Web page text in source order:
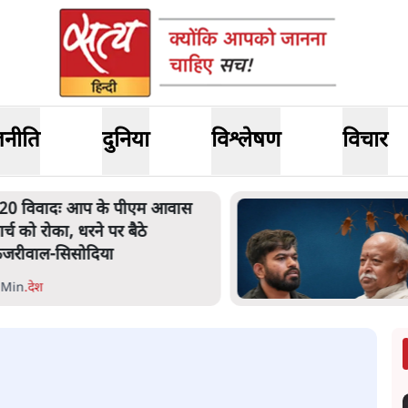
दुनिया विश्लेषण विचार
विवादः आप के पीएम आवास
को रोका, धरने पर बैठे
सिसोदिया
.देश